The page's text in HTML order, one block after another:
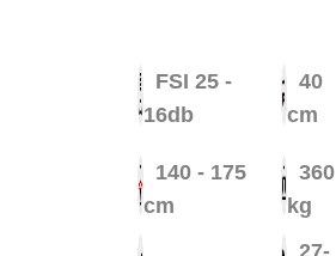
FSI 25 -
16db
40
cm
140 - 175
cm
360
kg
27-